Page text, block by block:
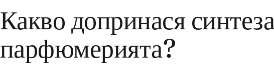
Какво допринася
парфюмерията?